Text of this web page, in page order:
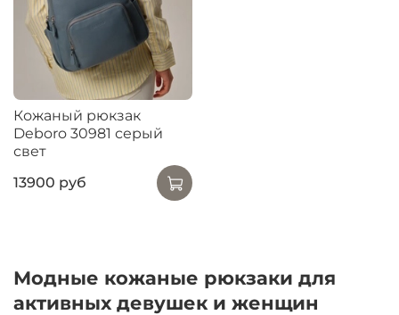
Кожаный рюкзак
Deboro 30981 серый
свет
13900 руб
Модные кожаные рюкзаки для
активных девушек и женщин